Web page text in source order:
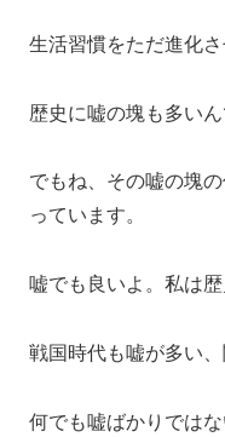
生活習慣をただ進化
歴史に嘘の塊も多いん
でもね、その嘘の塊
っています。
嘘でも良いよ。私は
戦国時代も嘘が多い
何でも嘘ばかりでは